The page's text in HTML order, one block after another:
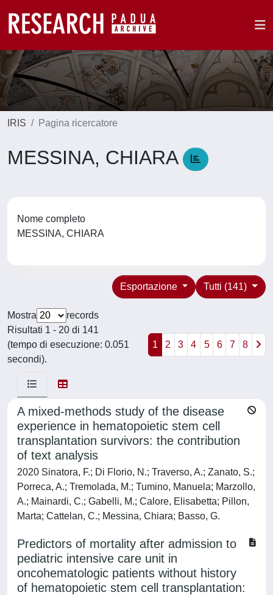
IRIS Pagina ricercatore
MESSINA, CHIARA
Nome completo
MESSINA, CHIARA
Tutti (141)
Esportazione
Mostra
records
Risultati 1 - 20 di 141
(tempo di esecuzione: 0.051
secondi).
1 2 3 4 5 6 7 8
A mixed-methods study of the disease
experience in hematopoietic stem cell
transplantation survivors: the contribution
of text analysis
2020 Sinatora, F.; Di Florio, N.; Traverso, A.; Zanato, S.;
Porreca, A.; Tremolada, M.; Tumino, Manuela; Marzollo,
A.; Mainardi, C.; Gabelli, M.; Calore, Elisabetta; Pillon,
Marta; Cattelan, C.; Messina, Chiara; Basso, G.
Predictors of mortality after admission to
pediatric intensive care unit in
oncohematologic patients without history
of hematopoietic stem cell transplantation: